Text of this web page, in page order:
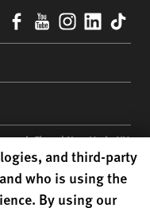
Facebook
YouTube
34th Floor | New York,NY
registered in the US
and third-party
who is using the
By using our